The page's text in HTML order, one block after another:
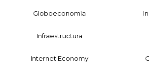
Globoeconomía
Infraestructura
Internet Economy